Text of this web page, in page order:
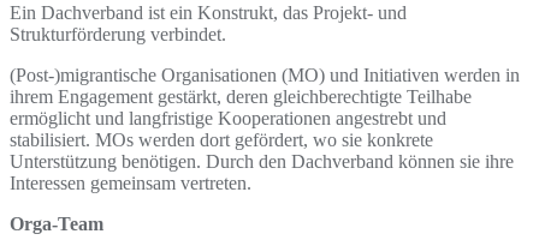
Ein Dachverband ist ein Konstrukt, das Projekt- und
Strukturförderung verbindet.
(Post-)migrantische Organisationen (MO) und Initiativen werden in
ihrem Engagement gestärkt, deren gleichberechtigte Teilhabe
ermöglicht und langfristige Kooperationen angestrebt und
stabilisiert. MOs werden dort gefördert, wo sie konkrete
Unterstützung benötigen. Durch den Dachverband können sie ihre
Interessen gemeinsam vertreten.
Orga-Team